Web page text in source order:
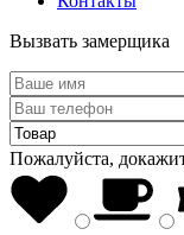
Вызвать замерщика
Пожалуйста,